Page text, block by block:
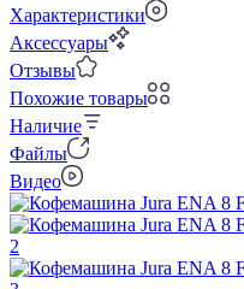
Характеристики
Аксессуары
Отзывы
Похожие товары
Наличие
Файлы
Видео